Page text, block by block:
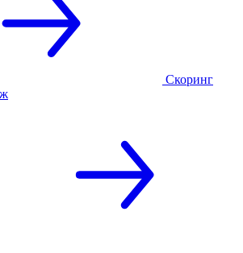
Скоринг